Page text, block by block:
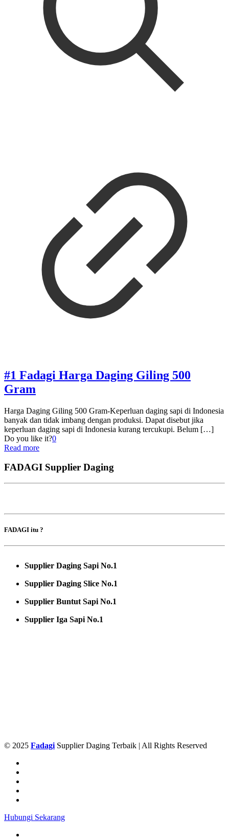
#1 Fadagi Harga Daging Giling 500
Gram
Harga Daging Giling 500 Gram-Keperluan daging sapi di Indonesia
banyak dan tidak imbang dengan produksi. Dapat disebut jika
keperluan daging sapi di Indonesia kurang tercukupi. Belum […]
Do you like it?0
Read more
FADAGI Supplier Daging
FADAGI itu ?
Supplier Daging Sapi No.1
Supplier Daging Slice No.1
Supplier Buntut Sapi No.1
Supplier Iga Sapi No.1
© 2025 FadagiSupplier Daging Terbaik | All Rights Reserved
Hubungi Sekarang